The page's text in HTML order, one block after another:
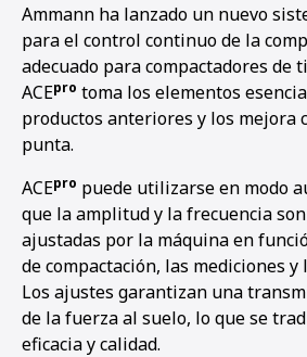
Ammann ha lanzado un nuevo
para el control continuo de la
adecuado para compactadores de
ACEpro toma los elementos
productos anteriores y los mejora
punta.
ACEpro puede utilizarse en modo
que la amplitud y la frecuencia
ajustadas por la máquina en
de compactación, las mediciones y
Los ajustes garantizan una
de la fuerza al suelo, lo que se
eficacia y calidad.